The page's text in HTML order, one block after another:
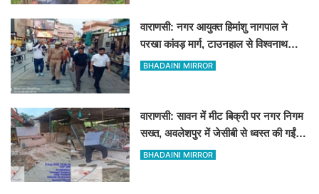
वाराणसी: नगर आयुक्त हिमांशु नागपाल ने
परखा कांवड़ मार्ग, टाउनहाल से विश्वनाथ
मंदिर तक किया पैदल और गोल्फ कार्ट से
BHADAINI MIRROR
वाराणसी: सावन में मीट बिक्री पर नगर निगम
सख्त, अवलेशपुर में जेसीबी से ध्वस्त की गईं
12 दुकानें
BHADAINI MIRROR